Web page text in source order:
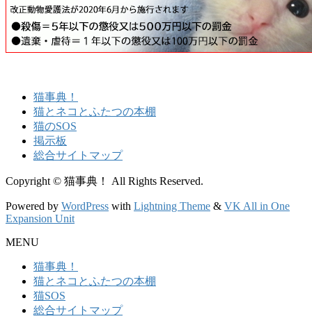
猫事典！
猫とネコとふたつの本棚
猫のSOS
掲示板
総合サイトマップ
Copyright © 猫事典！ All Rights Reserved.
Powered by WordPress with Lightning Theme & VK All in One
Expansion Unit
MENU
猫事典！
猫とネコとふたつの本棚
猫SOS
総合サイトマップ